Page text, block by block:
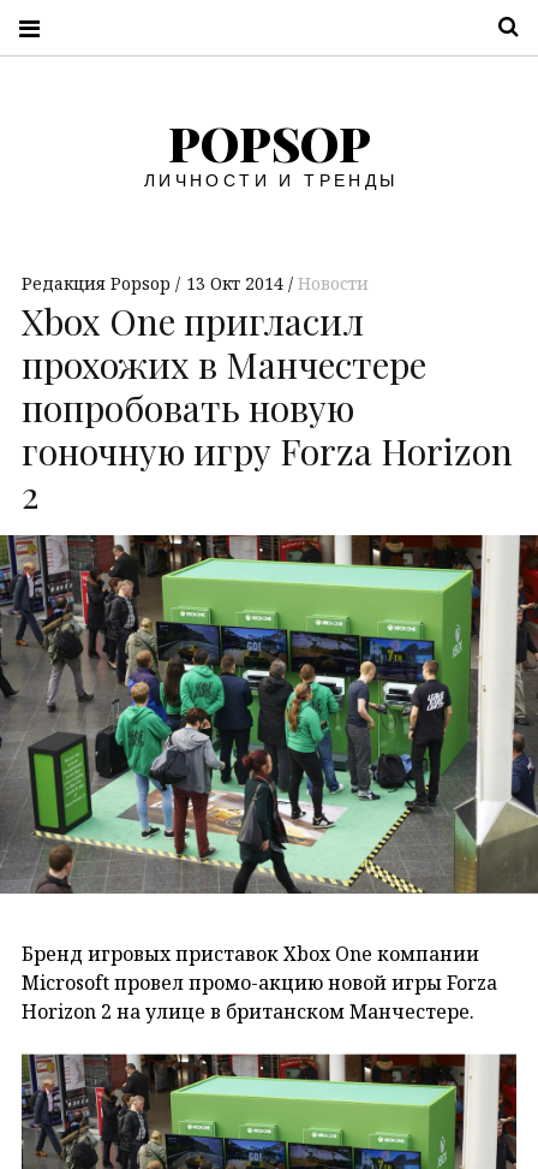
POPSOP
ЛИЧНОСТИ И ТРЕНДЫ
Редакция Popsop 13 Окт 2014 Новости
Xbox One пригласил
прохожих в Манчестере
попробовать новую
гоночную игру Forza Horizon
2
Бренд игровых приставок Xbox One компании
Microsoft провел промо-акцию новой игры Forza
Horizon 2 на улице в британском Манчестере.